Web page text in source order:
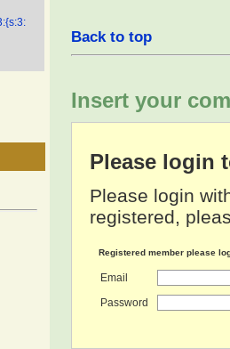
Back to top
Insert your
Please login
Please login
registered,
Registered member please
Email
Password